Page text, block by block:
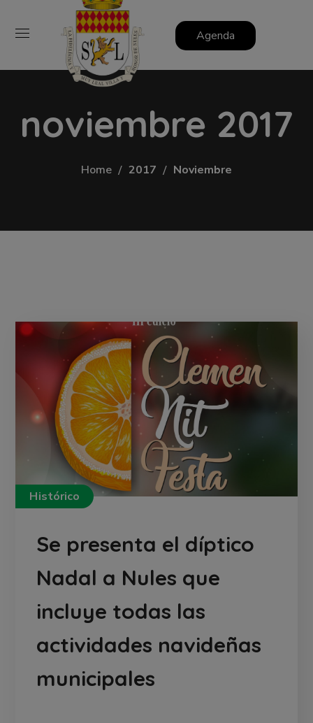
Agenda
noviembre 2017
Home 2017 Noviembre
Histórico
Se presenta el díptico
Nadal a Nules que
incluye todas las
actividades navideñas
municipales